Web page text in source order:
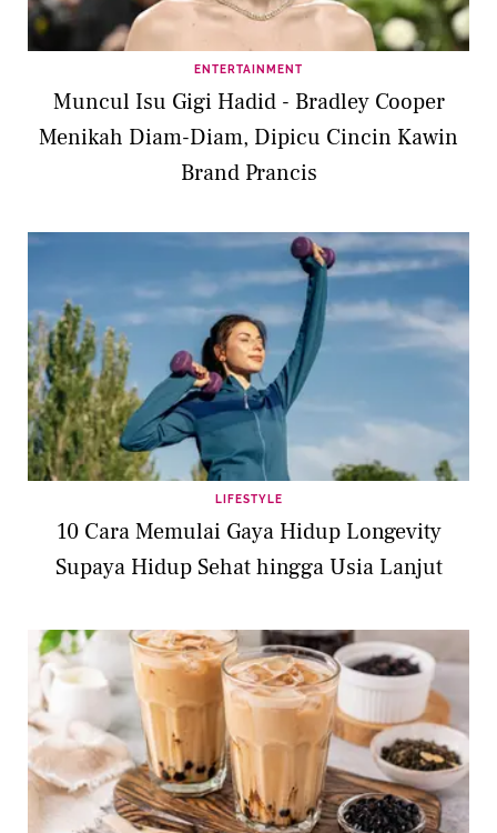
ENTERTAINMENT
Muncul Isu Gigi Hadid - Bradley Cooper
Menikah Diam-Diam, Dipicu Cincin Kawin
Brand Prancis
LIFESTYLE
10 Cara Memulai Gaya Hidup Longevity
Supaya Hidup Sehat hingga Usia Lanjut